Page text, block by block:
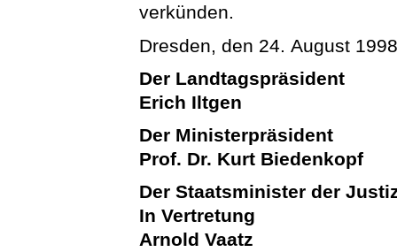
verkünden.
Dresden, den 24. August
Der Landtagspräsident
Erich Iltgen
Der Ministerpräsident
Prof. Dr. Kurt Biedenkopf
Der Staatsminister der
In Vertretung
Arnold Vaatz